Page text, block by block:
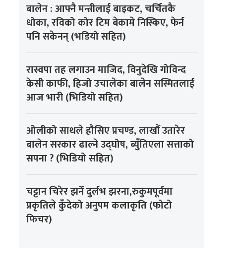
बालेन : आफ्नै मन्त्रीलाई बाइकट, चर्चितकै
धोका, रविको कोर टिम बेकामे निस्किए, फेर्न
पनि सकेनन् (भडियो सहित)
रास्वपा तह लगाउन माजिद, विनुदेखि गोविन्द
केसी काफी, हिजो उचालेका बालेन सस्मितलाई
आज भारी (भिडियो सहित)
ओलीको साथले हौसिए प्रचण्ड, लाखौँ उतारेर
बालेन सरकार ढाल्ने उद्घोष, ब्युँतिएला सत्ताको
सपना ? (भिडियो सहित)
चट्टान चिरेर झर्ने दुर्लभ झरना,रुकुमपूर्वमा
प्रकृतिले कुँदेको अनुपम कलाकृति (फोटो
फिचर)